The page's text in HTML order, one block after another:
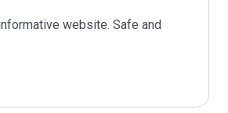
website. Safe and